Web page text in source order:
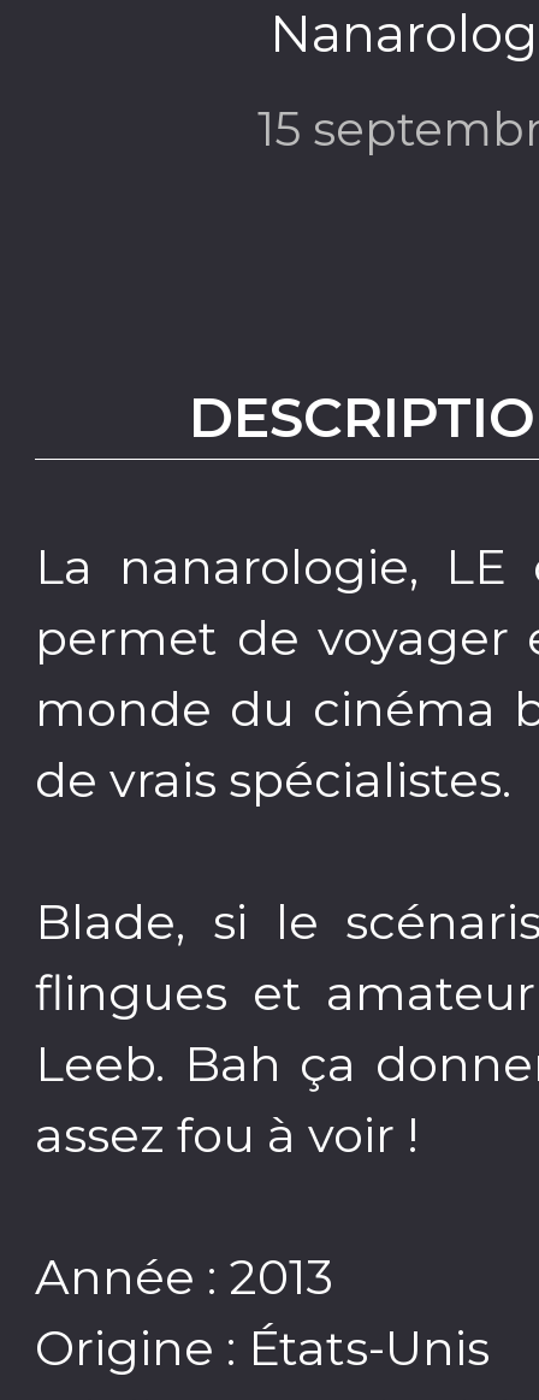
15
La nanarologie,
permet de voyager
monde du cinéma
de vrais spécialistes.
Blade, si le
flingues et
Leeb. Bah ça
assez fou à voir !
Année : 2013
Origine : États-Unis